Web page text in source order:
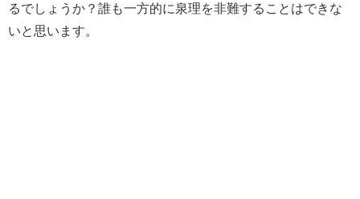
るでしょうか？誰も一方的に泉理を非難することはできな
いと思います。